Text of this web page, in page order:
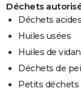
Déchets
Déchets acides
Huiles usées
Huiles de
Déchets de
Petits